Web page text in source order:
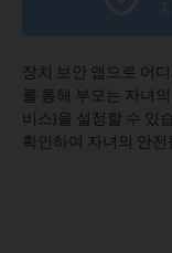
장치 보안 앱으로 어
를 통해 부모는 자녀
비스)을 설정할 수 있
확인하여 자녀의 안